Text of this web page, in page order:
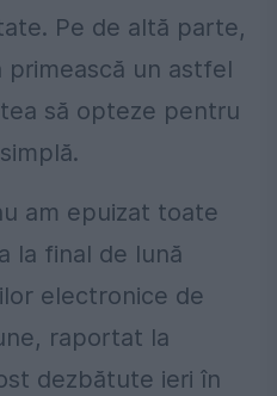
Pe de altă parte,
primească un astfel
să opteze pentru
am epuizat toate
la final de lună
electronice de
raportat la
dezbătute ieri în